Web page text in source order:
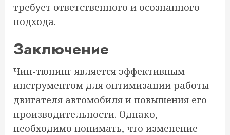
требует ответственного и осознанного
подхода.
Заключение
Чип-тюнинг является эффективным
инструментом для оптимизации работы
двигателя автомобиля и повышения его
производительности. Однако,
необходимо понимать, что изменение